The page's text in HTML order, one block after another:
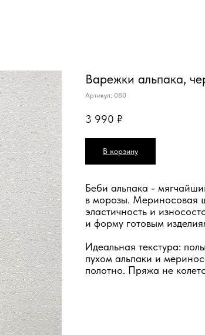
Варежки альпака,
Артикул: 080
3 990 ₽
В корзину
Беби альпака -
в морозы. Мериносовая
эластичность и
и форму готовым
Идеальная текстура:
пухом альпаки и
полотно. Пряжа не